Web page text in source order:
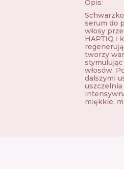
Opis:
serum do
włosy
HAPTIQ i
tworzy
włosów.
dalszymi
miękkie,